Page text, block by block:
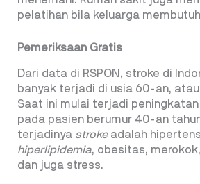
pelatihan bila keluarga
Pemeriksaan Gratis
Dari data di RSPON, stroke di
banyak terjadi di usia 60-an,
Saat ini mulai terjadi peningkatan
pada pasien berumur 40-an
terjadinya strokeadalah
hiperlipidemia, obesitas,
dan juga stress.